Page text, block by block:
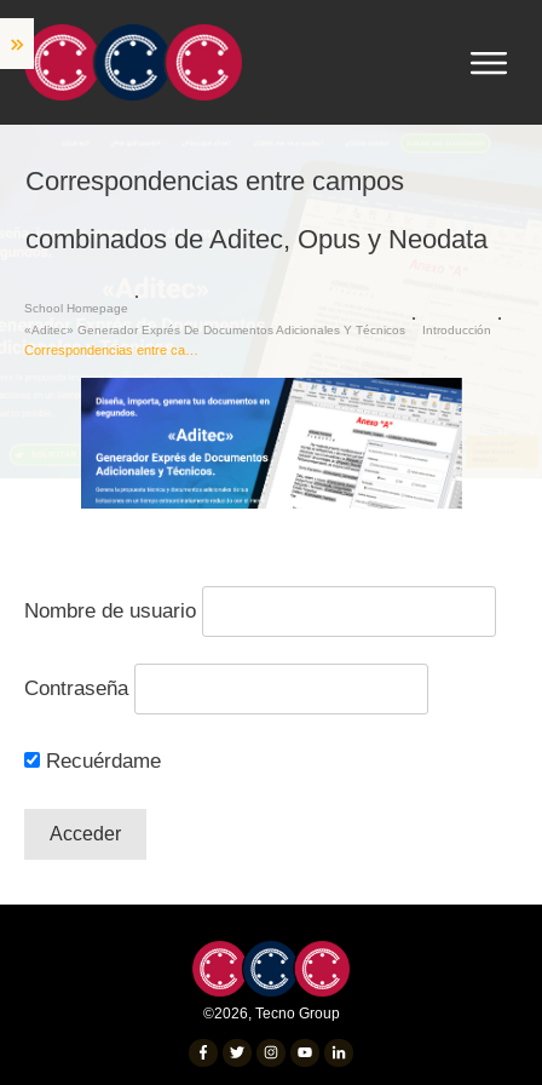
Correspondencias entre campos
combinados de Aditec, Opus y Neodata
School Homepage
«Aditec» Generador Exprés De Documentos Adicionales Y Técnicos
Introducción
Nombre de usuario
Contraseña
Recuérdame
©2026 Tecno Group